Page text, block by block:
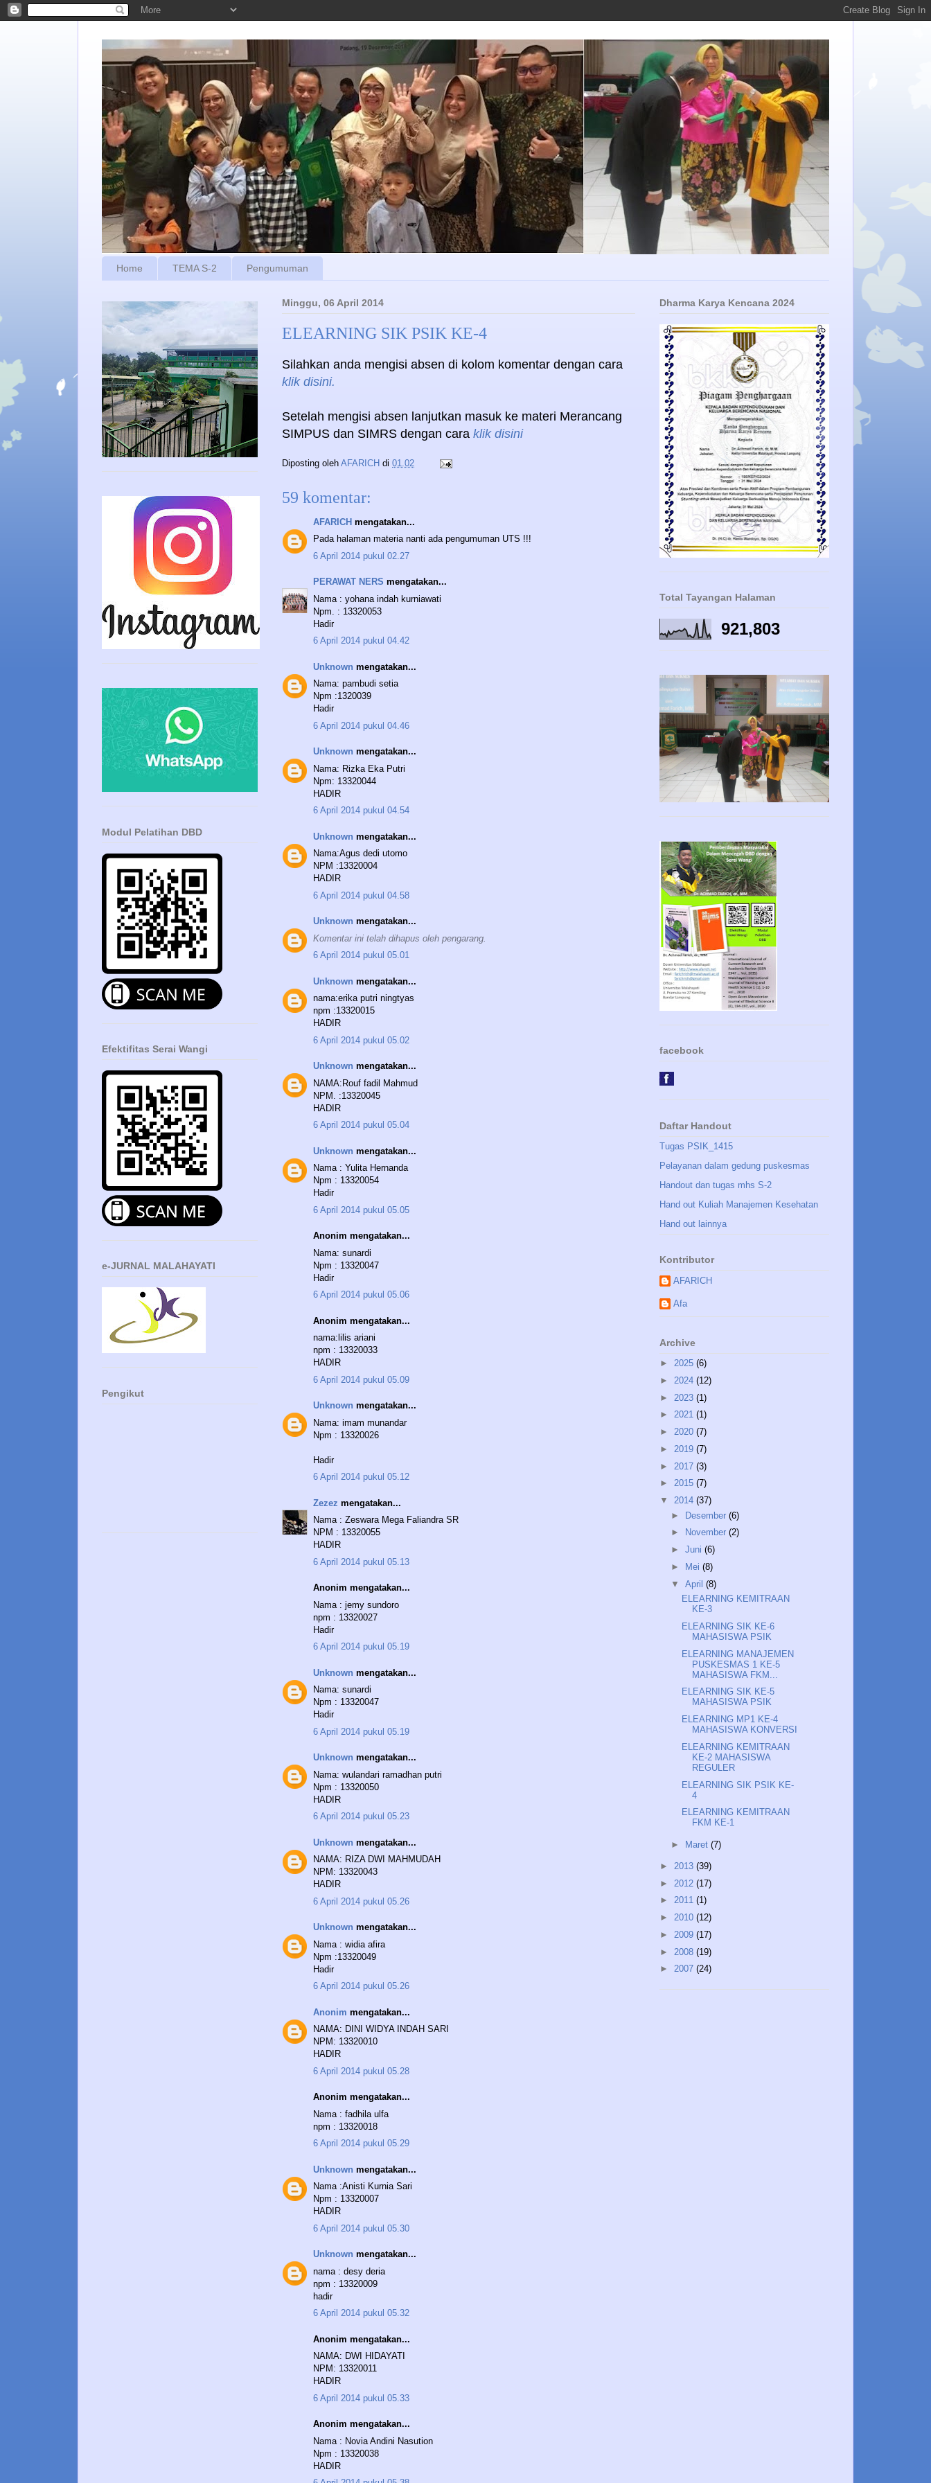
Home TEMA S-2 Pengumuman
Minggu, 06 April 2014
ELEARNING SIK PSIK KE-4
Silahkan anda mengisi absen di kolom komentar dengan cara
klik disini.
Setelah mengisi absen lanjutkan masuk ke materi Merancang
SIMPUS dan SIMRS dengan cara klik disini
Diposting oleh AFARICH di 01.02
59 komentar:
AFARICH mengatakan...
Pada halaman materia nanti ada pengumuman UTS !!!
6 April 2014 pukul 02.27
PERAWAT NERS mengatakan...
Nama : yohana indah kurniawati
Npm. : 13320053
Hadir
6 April 2014 pukul 04.42
Unknown mengatakan...
Nama: pambudi setia
Npm :1320039
Hadir
6 April 2014 pukul 04.46
Unknown mengatakan...
Nama: Rizka Eka Putri
Npm: 13320044
HADIR
6 April 2014 pukul 04.54
Unknown mengatakan...
Nama:Agus dedi utomo
NPM :13320004
HADIR
6 April 2014 pukul 04.58
Unknown mengatakan...
Komentar ini telah dihapus oleh pengarang.
6 April 2014 pukul 05.01
Unknown mengatakan...
nama:erika putri ningtyas
npm :13320015
HADIR
6 April 2014 pukul 05.02
Unknown mengatakan...
NAMA:Rouf fadil Mahmud
NPM. :13320045
HADIR
6 April 2014 pukul 05.04
Unknown mengatakan...
Nama : Yulita Hernanda
Npm : 13320054
Hadir
6 April 2014 pukul 05.05
Anonim mengatakan...
Nama: sunardi
Npm : 13320047
Hadir
6 April 2014 pukul 05.06
Anonim mengatakan...
nama:lilis ariani
npm : 13320033
HADIR
6 April 2014 pukul 05.09
Unknown mengatakan...
Nama: imam munandar
Npm : 13320026
Hadir
6 April 2014 pukul 05.12
Zezez mengatakan...
Nama : Zeswara Mega Faliandra SR
NPM : 13320055
HADIR
6 April 2014 pukul 05.13
Anonim mengatakan...
Nama : jemy sundoro
npm : 13320027
Hadir
6 April 2014 pukul 05.19
Unknown mengatakan...
Nama: sunardi
Npm : 13320047
Hadir
6 April 2014 pukul 05.19
Unknown mengatakan...
Nama: wulandari ramadhan putri
Npm : 13320050
HADIR
6 April 2014 pukul 05.23
Unknown mengatakan...
NAMA: RIZA DWI MAHMUDAH
NPM: 13320043
HADIR
6 April 2014 pukul 05.26
Unknown mengatakan...
Nama : widia afira
Npm :13320049
Hadir
6 April 2014 pukul 05.26
Anonim mengatakan...
NAMA: DINI WIDYA INDAH SARI
NPM: 13320010
HADIR
6 April 2014 pukul 05.28
Anonim mengatakan...
Nama : fadhila ulfa
npm : 13320018
6 April 2014 pukul 05.29
Unknown mengatakan...
Nama :Anisti Kurnia Sari
Npm : 13320007
HADIR
6 April 2014 pukul 05.30
Unknown mengatakan...
nama : desy deria
npm : 13320009
hadir
6 April 2014 pukul 05.32
Anonim mengatakan...
NAMA: DWI HIDAYATI
NPM: 13320011
HADIR
6 April 2014 pukul 05.33
Anonim mengatakan...
Nama : Novia Andini Nasution
Npm : 13320038
HADIR
Modul Pelatihan DBD
Efektifitas Serai Wangi
e-JURNAL MALAHAYATI
Pengikut
Dharma Karya Kencana 2024
Total Tayangan Halaman
921,803
facebook
Daftar Handout
Tugas PSIK_1415
Pelayanan dalam gedung puskesmas
Handout dan tugas mhs S-2
Hand out Kuliah Manajemen Kesehatan
Hand out lainnya
Kontributor
AFARICH
Afa
Archive
► 2025 (6)
► 2024 (12)
► 2023 (1)
► 2021 (1)
► 2020 (7)
► 2019 (7)
► 2017 (3)
► 2015 (7)
▼ 2014 (37)
► Desember (6)
►
November (2)
► Juni (6)
►
Mei (8)
▼ April (8)
ELEARNING KEMITRAAN
KE-3
ELEARNING SIK KE-6
MAHASISWA PSIK
ELEARNING MANAJEMEN
PUSKESMAS 1 KE-5
MAHASISWA FKM...
ELEARNING SIK KE-5
MAHASISWA PSIK
ELEARNING MP1 KE-4
MAHASISWA KONVERSI
ELEARNING KEMITRAAN
KE-2 MAHASISWA
REGULER
ELEARNING SIK PSIK KE-
4
ELEARNING KEMITRAAN
FKM KE-1
► Maret (7)
► 2013 (39)
► 2012 (17)
► 2011 (1)
► 2010 (12)
► 2009 (17)
► 2008 (19)
► 2007 (24)